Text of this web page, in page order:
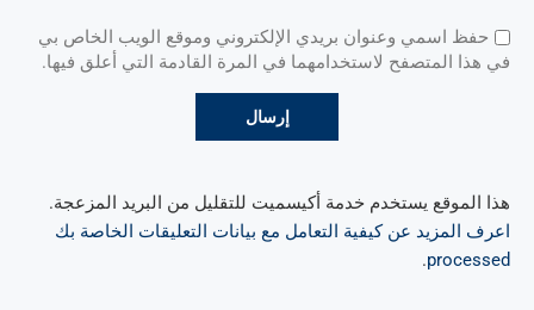
حفظ اسمي وعنوان بريدي الإلكتروني وموقع الويب الخاص بي
في هذا المتصفح لاستخدامهما في المرة القادمة التي أعلق فيها.
هذا الموقع يستخدم خدمة أكيسميت للتقليل من البريد المزعجة.
اعرف المزيد عن كيفية التعامل مع بيانات التعليقات الخاصة بك
processed
.